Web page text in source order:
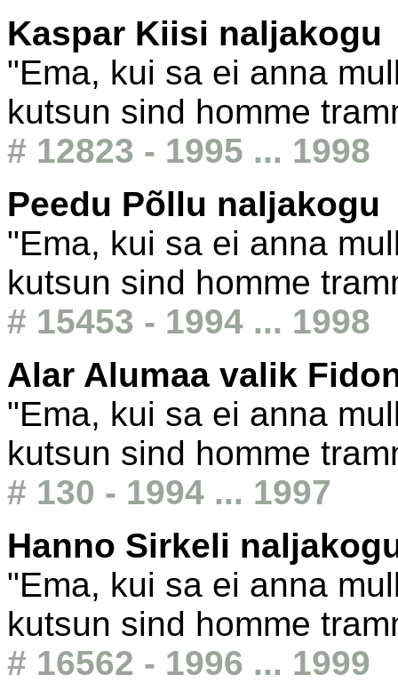
Kaspar Kiisi naljakogu
"Ema, kui sa ei anna
kutsun sind homme
# 12823 - 1995 ... 1998
Peedu Põllu naljakogu
"Ema, kui sa ei anna
kutsun sind homme
# 15453 - 1994 ... 1998
Alar Alumaa valik
"Ema, kui sa ei anna
kutsun sind homme
# 130 - 1994 ... 1997
Hanno Sirkeli
"Ema, kui sa ei anna
kutsun sind homme
# 16562 - 1996 ... 1999